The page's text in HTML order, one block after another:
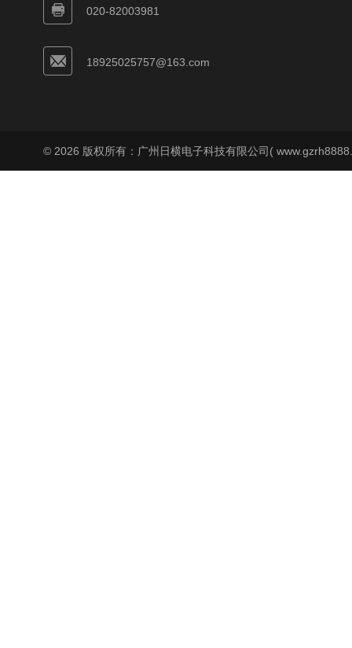
020-82003981
18925025757@163.com
© 2026 版权所有：广州日横电子科技有限公司(